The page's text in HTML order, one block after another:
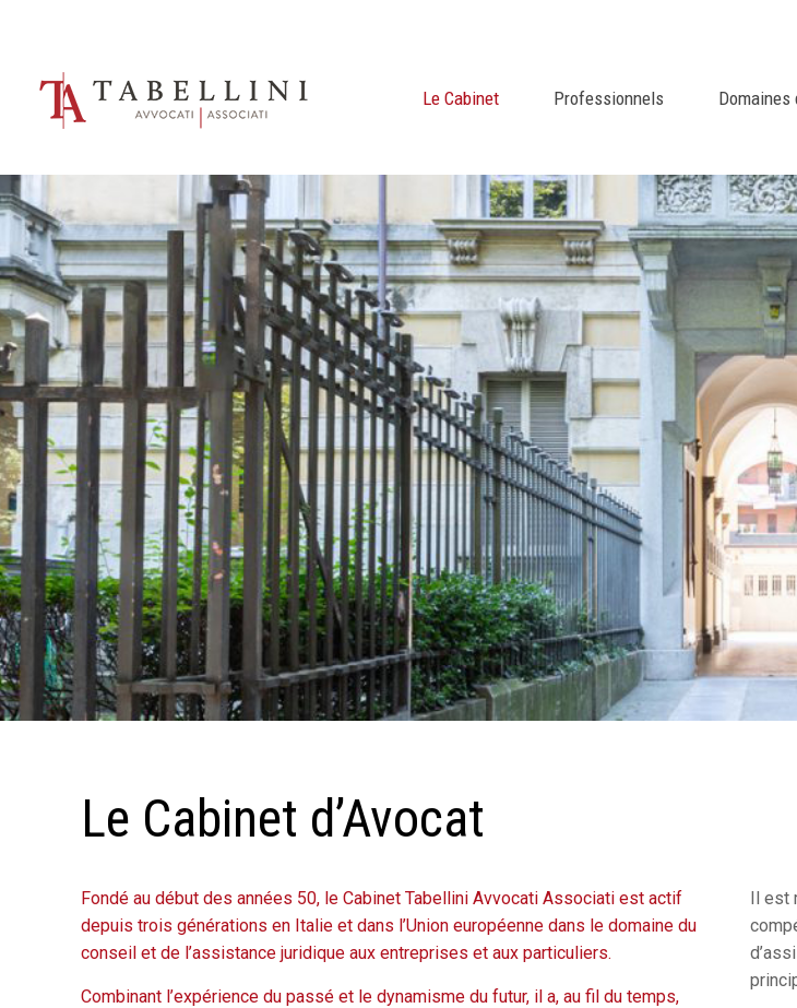
Le Cabinet Professionnels Domaines
Le Cabinet d’Avocat
Fondé au début des années 50, le Cabinet Tabellini Avvocati Associati est actif
depuis trois générations en Italie et dans l’Union européenne dans le domaine du
conseil et de l’assistance juridique aux entreprises et aux particuliers.
Combinant l’expérience du passé et le dynamisme du futur, il a, au fil du temps,
Il est